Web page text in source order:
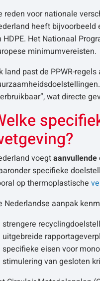
reden voor nationale
heeft bijvoorbeeld
HDPE. Het Nationaal
minimumvereisten.
land past de PPWR-
wat directe
voegtaanvullende
specifieke
op thermoplastische
Nederlandse aanpak
strengere
uitgebreide
specifieke eisen voor
stimulering van gesloten